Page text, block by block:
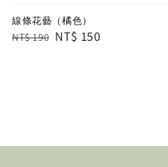
線條花藝（橘色）
Regular
NT$ 190 Sale
NT$ 150